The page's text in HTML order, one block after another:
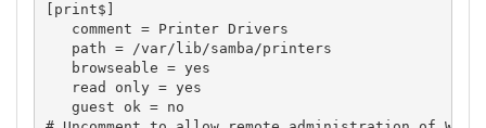
[print$]
   comment = Printer Drivers
   path = /var/lib/samba/printers
   browseable = yes
   read only = yes
   guest ok = no